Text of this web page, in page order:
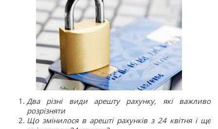
Два різні види арешту рахунку, які важливо
розрізняти
Що змінилося в арешті рахунків з 24 квітня і ще